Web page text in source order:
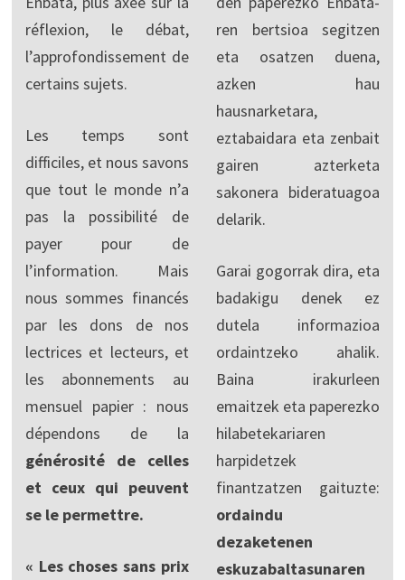
réflexion, le débat,
l’approfondissement de
certains sujets.
Les temps sont
difficiles, et nous savons
que tout le monde n’a
pas la possibilité de
payer pour de
l’information. Mais
nous sommes financés
par les dons de nos
lectrices et lecteurs, et
les abonnements au
mensuel papier : nous
dépendons de la
générosité de celles
et ceux qui peuvent
se le permettre.
« Les choses sans prix
ren bertsioa segitzen
eta osatzen duena,
azken hau
hausnarketara,
eztabaidara eta zenbait
gairen azterketa
sakonera bideratuagoa
delarik.
Garai gogorrak dira, eta
badakigu denek ez
dutela informazioa
ordaintzeko ahalik.
Baina irakurleen
emaitzek eta paperezko
hilabetekariaren
harpidetzek
finantzatzen gaituzte:
ordaindu
dezaketenen
eskuzabaltasunaren